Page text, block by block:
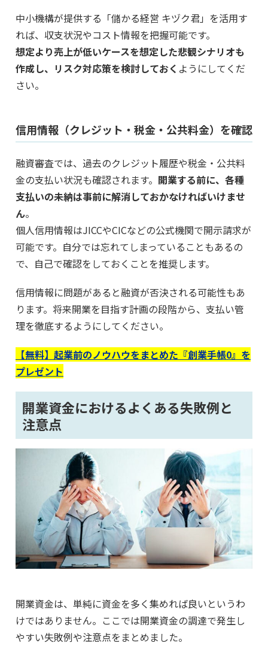
中小機構が提供する「儲かる経営 キヅク君」を活用す
れば、収支状況やコスト情報を把握可能です。
想定より売上が低いケースを想定した悲観シナリオも
作成し、リスク対応策を検討しておく ようにしてくだ
さい。
信用情報（クレジット・税金・公共料金）を確認
融資審査では、過去のクレジット履歴や税金・公共料
金の支払い状況も確認されます。 開業する前に、各種
支払いの未納は事前に解消しておかなければいけませ
ん。
個人信用情報はJICCやCICなどの公式機関で開示請求が
可能です。自分では忘れてしまっていることもあるの
で、自己で確認をしておくことを推奨します。
信用情報に問題があると融資が否決される可能性もあ
ります。将来開業を目指す計画の段階から、支払い管
理を徹底するようにしてください。
【無料】起業前のノウハウをまとめた『創業手帳0』を
プレゼント
開業資金におけるよくある失敗例と
注意点
開業資金は、単純に資金を多く集めれば良いというわ
けではありません。ここでは開業資金の調達で発生し
やすい失敗例や注意点をまとめました。